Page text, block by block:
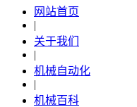
网站首页
|
关于我们
|
机械自动化
|
机械百科